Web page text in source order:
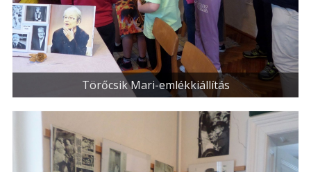
Törőcsik Mari-emlékkiállítás